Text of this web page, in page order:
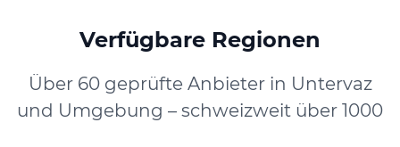
Verfügbare Regionen
Über 60 geprüfte Anbieter in Untervaz
und Umgebung – schweizweit über 1000